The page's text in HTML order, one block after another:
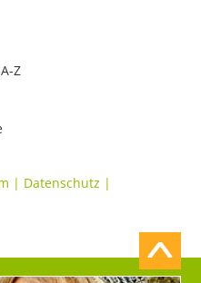
Z
| Datenschutz |